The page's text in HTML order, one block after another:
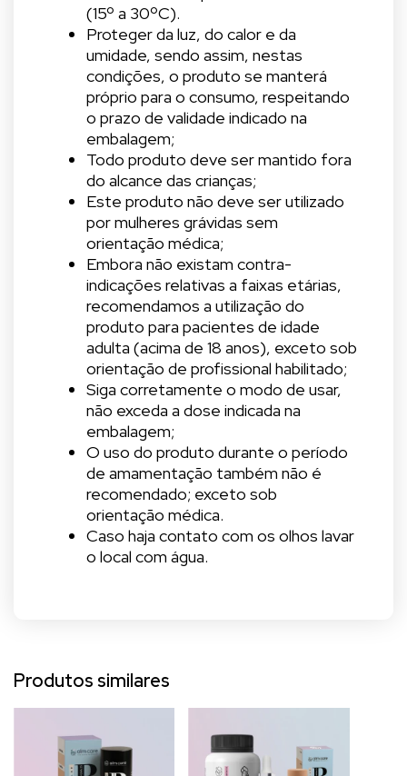
(15º a 30ºC).
Proteger da luz, do calor e da
umidade, sendo assim, nestas
condições, o produto se manterá
próprio para o consumo, respeitando
o prazo de validade indicado na
embalagem;
Todo produto deve ser mantido fora
do alcance das crianças;
Este produto não deve ser utilizado
por mulheres grávidas sem
orientação médica;
Embora não existam contra-
indicações relativas a faixas etárias,
recomendamos a utilização do
produto para pacientes de idade
adulta (acima de 18 anos), exceto sob
orientação de profissional habilitado;
Siga corretamente o modo de usar,
não exceda a dose indicada na
embalagem;
O uso do produto durante o período
de amamentação também não é
recomendado; exceto sob
orientação médica.
Caso haja contato com os olhos lavar
o local com água.
Produtos similares